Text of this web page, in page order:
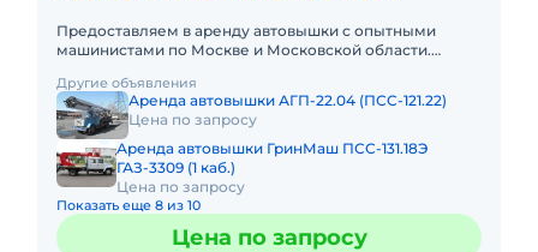
Предоставляем в аренду автовышки с опытными
машинистами по Москве и Московской области.
(почасовой, посменный). Пр
Другие объявления
Аренда автовышки АГП-22.04 (ПСС-121.22)
Цена по запросу
Аренда автовышки ГринМаш ПСС-131.18Э
ГАЗ-3309 (1 каб.)
Цена по запросу
Показать еще 8 из 10
Цена по запросу